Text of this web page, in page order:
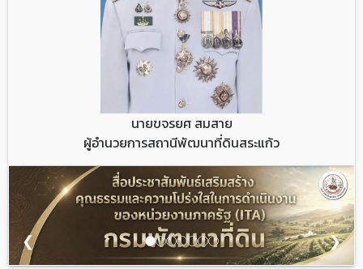
❮ ❯
นายขจรยศ สมสาย
ผู้อำนวยการสถานีพัฒนาที่ดินสระแก้ว